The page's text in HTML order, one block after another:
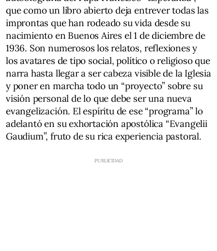
que como un libro abierto deja entrever todas las
improntas que han rodeado su vida desde su
nacimiento en Buenos Aires el 1 de diciembre de
1936. Son numerosos los relatos, reflexiones y
los avatares de tipo social, político o religioso que
narra hasta llegar a ser cabeza visible de la Iglesia
y poner en marcha todo un “proyecto” sobre su
visión personal de lo que debe ser una nueva
evangelización. El espíritu de ese “programa” lo
adelantó en su exhortación apostólica “Evangelii
Gaudium”, fruto de su rica experiencia pastoral.